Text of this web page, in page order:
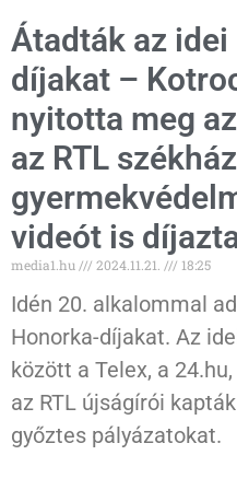
Átadták az idei
díjakat –
nyitotta meg
az RTL
videót is
media1.hu 2024.11.21. 18:25
Idén 20. alkalommal
Honorka-díjakat. Az
között a Telex, a
az RTL újságírói
győztes pályázatokat.